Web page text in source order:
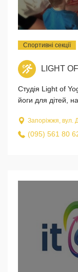
Спортивні секції
LIGHT
Студія Light of
йоги для дітей,
Запоріжжя, вул.
(095) 561 80